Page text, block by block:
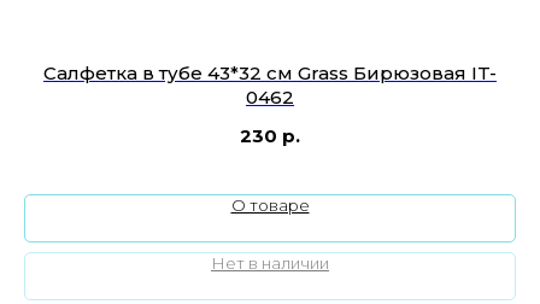
Салфетка в тубе 43*32 см Grass Бирюзовая IT-
0462
230 р.
О товаре
Нет в наличии